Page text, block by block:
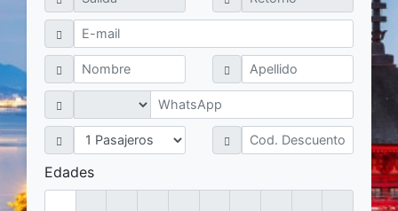
Edades